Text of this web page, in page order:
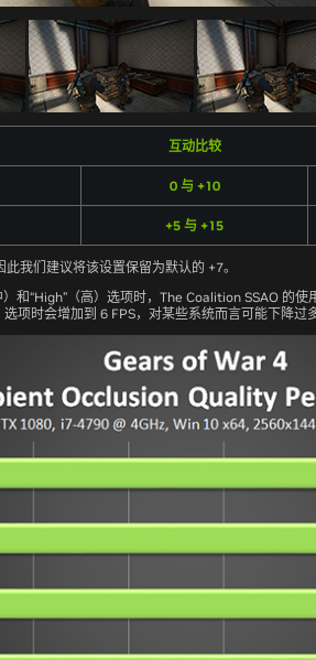
互动比较
0 与 +10
+5 与 +15
我们建议将该设置保留为默认的 +7。
和“High”（高）选项时，The Coalition SSAO 的
选项时会增加到 6 FPS，对某些系统而言可能下降过